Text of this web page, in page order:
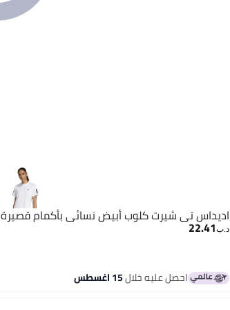
اديداس تي شيرت كلوب أبيض نسائي بأكمام قصيرة
د.ب‏22.41
احصل عليه خلال15 اغسطس